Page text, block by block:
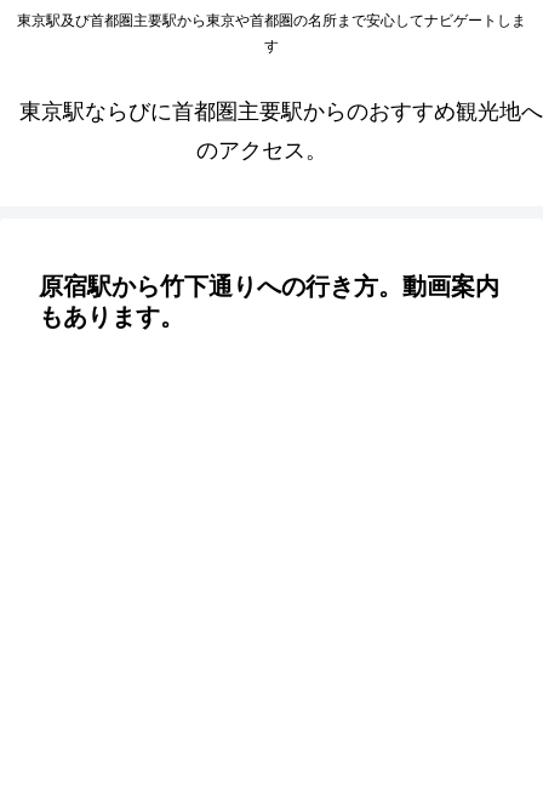
東京駅及び首都圏主要駅から東京や首都圏の名所まで安心してナビゲートしま
す
東京駅ならびに首都圏主要駅からのおすすめ観光地へ
のアクセス。
原宿駅から竹下通りへの行き方。動画案内
もあります。